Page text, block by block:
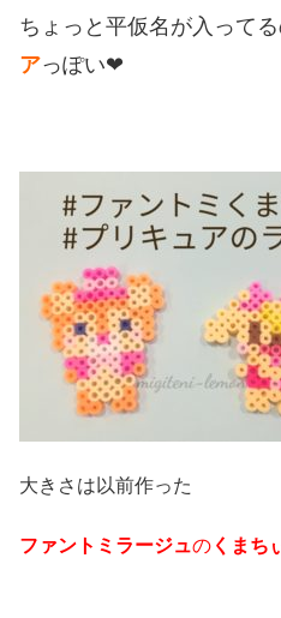
ちょっと平仮名が入って
アっぽい❤
大きさは以前作った
ファントミラージュの くまち